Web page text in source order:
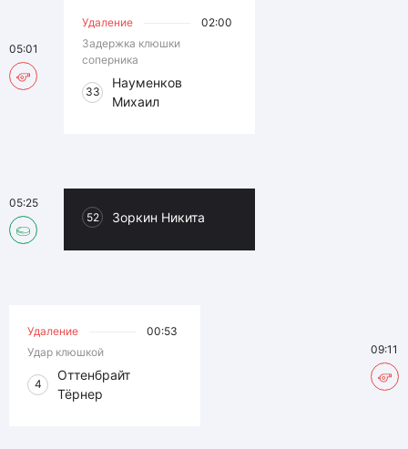
Удаление
02:00
Задержка клюшки
соперника
33
Науменков
Михаил
05:01
52 Зоркин Никита
05:25
Удаление
00:53
Удар клюшкой
4
Оттенбрайт
Тёрнер
09:11